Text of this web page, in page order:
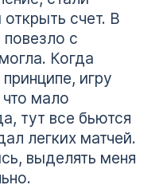
счет. В
с
Когда
игру
мало
тут все бьются
легких матчей.
выделять меня